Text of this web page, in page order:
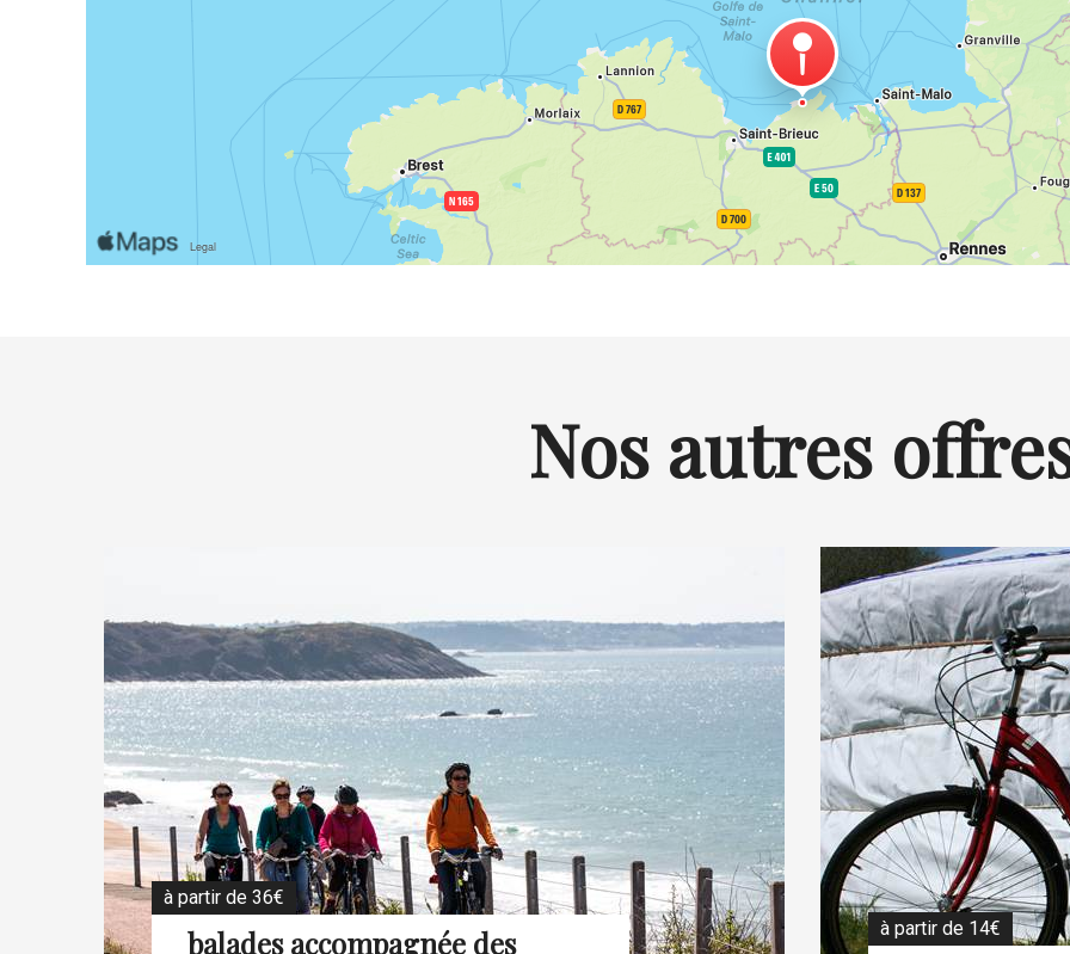
Nos autres
à partir de 36€
balades accompagnée des à partir de 14€